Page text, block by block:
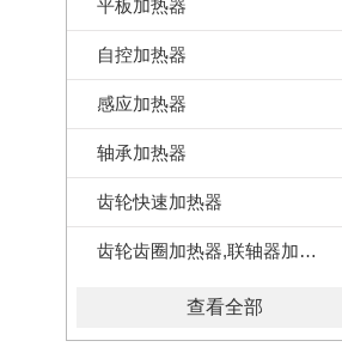
平板加热器
自控加热器
感应加热器
轴承加热器
齿轮快速加热器
齿轮齿圈加热器,联轴器加热器
查看全部